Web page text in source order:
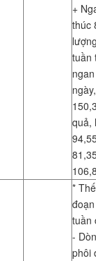
+
thúc
tuần
quả,
*
tuần
-
phôi